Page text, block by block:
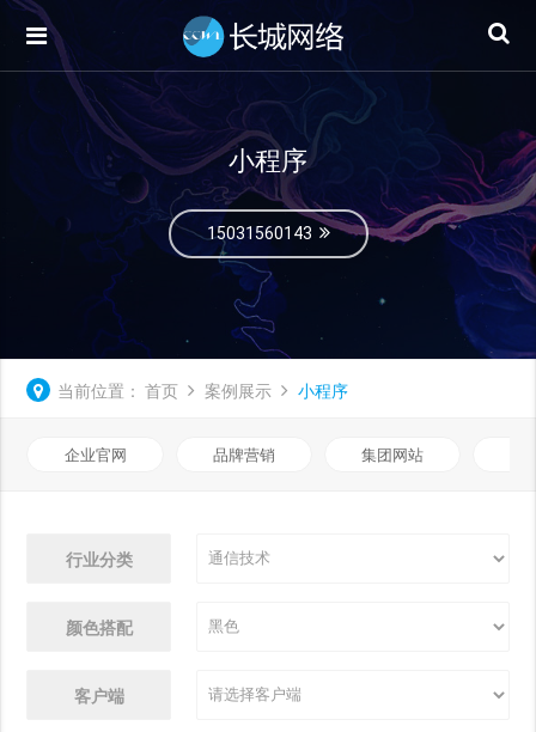
小程序
15031560143
当前位置： 首页 案例展示 小程序
企业官网 品牌营销 集团网站
行业分类
颜色搭配
客户端